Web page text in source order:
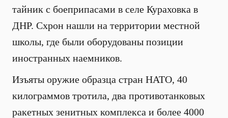
тайник с боеприпасами в селе Кураховка в
ДНР. Схрон нашли на территории местной
школы, где были оборудованы позиции
иностранных наемников.
Изъяты оружие образца стран НАТО, 40
килограммов тротила, два противотанковых
ракетных зенитных комплекса и более 4000